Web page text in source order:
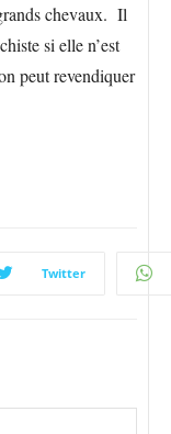
chevaux. Il
si elle n’est
peut revendiquer
Twitter